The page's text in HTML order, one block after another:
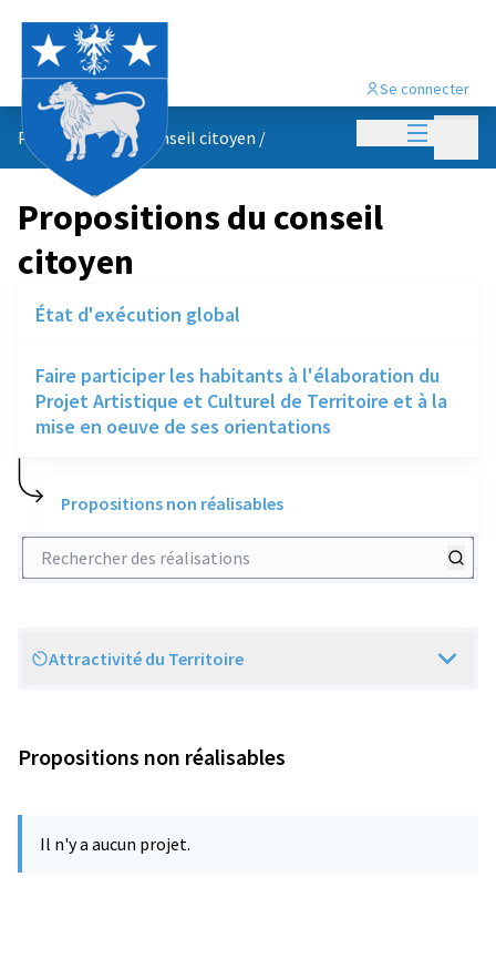
Menu
Se connecter
Propositions du conseil citoyen /
Propositions du conseil
citoyen
État d'exécution global
Faire participer les habitants à l'élaboration du
Projet Artistique et Culturel de Territoire et à la
mise en oeuve de ses orientations
Propositions non réalisables
Rechercher des réalisations
Scope
Attractivité du Territoire
Propositions non réalisables
Il n'y a aucun projet.